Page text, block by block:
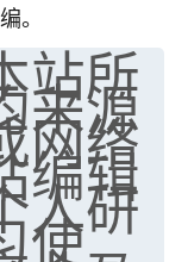
。
站所
来源
网络
编辑
人研
使
15